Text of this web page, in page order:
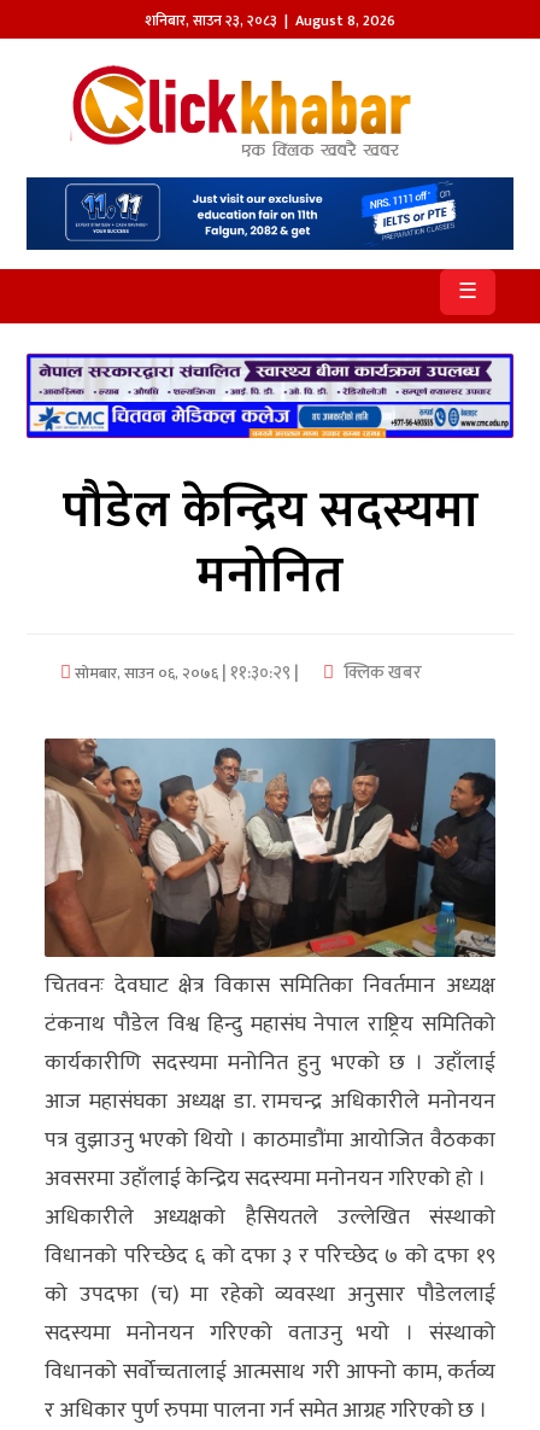
शनिबार,साउन२३,२०८३ | August 8, 2026
होमपेज
समाज
प्रदेश
आजको
पत्रिका
सम्पादकीय
राजनीति
अन्तर्राष्ट्रिय
मनाेरञ्जन
विज्ञान
प्रविधि
अन्तरर्वार्ता
विचार/
ब्लग
खेलकुद
रोचक
अन्य
क्लिक
खबर
विशेष
राशिफल
फोटो
ग्यालरी
☰
पौडेल केन्द्रिय सदस्यमा
मनोनित
सोमबार, साउन ०६, २०७६| ११:३०:२९ | क्लिक खबर
चितवनः देवघाट क्षेत्र विकास समितिका निवर्तमान अध्यक्ष
टंकनाथ पौडेल विश्व हिन्दु महासंघ नेपाल राष्ट्रिय समितिको
कार्यकारीणि सदस्यमा मनोनित हुनु भएको छ । उहाँलाई
आज महासंघका अध्यक्ष डा. रामचन्द्र अधिकारीले मनोनयन
पत्र वुझाउनु भएको थियो । काठमाडौंमा आयोजित वैठकका
अवसरमा उहाँलाई केन्द्रिय सदस्यमा मनोनयन गरिएको हो ।
अधिकारीले अध्यक्षको हैसियतले उल्लेखित संस्थाको
विधानको परिच्छेद ६ को दफा ३ र परिच्छेद ७ को दफा १९
को उपदफा (च) मा रहेको व्यवस्था अनुसार पौडेललाई
सदस्यमा मनोनयन गरिएको वताउनु भयो । संस्थाको
विधानको सर्वोच्चतालाई आत्मसाथ गरी आफ्नो काम, कर्तव्य
र अधिकार पुर्ण रुपमा पालना गर्न समेत आग्रह गरिएको छ ।